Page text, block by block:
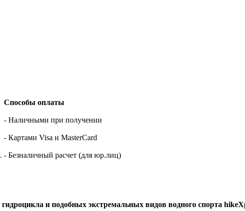
Способы оплаты
- Наличными при получении
- Картами Visa и MasterCard
- Безналичный расчет (для юр.лиц)
и подобных экстремальных видов водного спорта